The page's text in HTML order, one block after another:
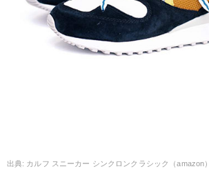
カルフ スニーカー シンクロンクラシック（amazon）